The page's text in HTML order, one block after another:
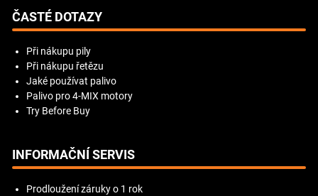
ČASTÉ DOTAZY
Při nákupu pily
Při nákupu řetězu
Jaké používat palivo
Palivo pro 4-MIX motory
Try Before Buy
INFORMAČNÍ SERVIS
Prodloužení záruky o 1 rok